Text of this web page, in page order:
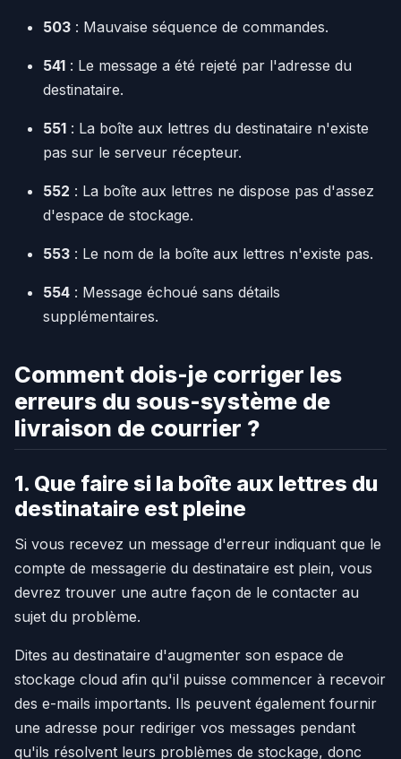
503 : Mauvaise séquence de commandes.
541 : Le message a été rejeté par l'adresse du
destinataire.
551 : La boîte aux lettres du destinataire n'existe
pas sur le serveur récepteur.
552 : La boîte aux lettres ne dispose pas d'assez
d'espace de stockage.
553 : Le nom de la boîte aux lettres n'existe pas.
554 : Message échoué sans détails
supplémentaires.
Comment dois-je corriger les
erreurs du sous-système de
livraison de courrier ?
1. Que faire si la boîte aux lettres du
destinataire est pleine
Si vous recevez un message d'erreur indiquant que le
compte de messagerie du destinataire est plein, vous
devrez trouver une autre façon de le contacter au
sujet du problème.
Dites au destinataire d'augmenter son espace de
stockage cloud afin qu'il puisse commencer à recevoir
des e-mails importants. Ils peuvent également fournir
une adresse pour rediriger vos messages pendant
qu'ils résolvent leurs problèmes de stockage, donc